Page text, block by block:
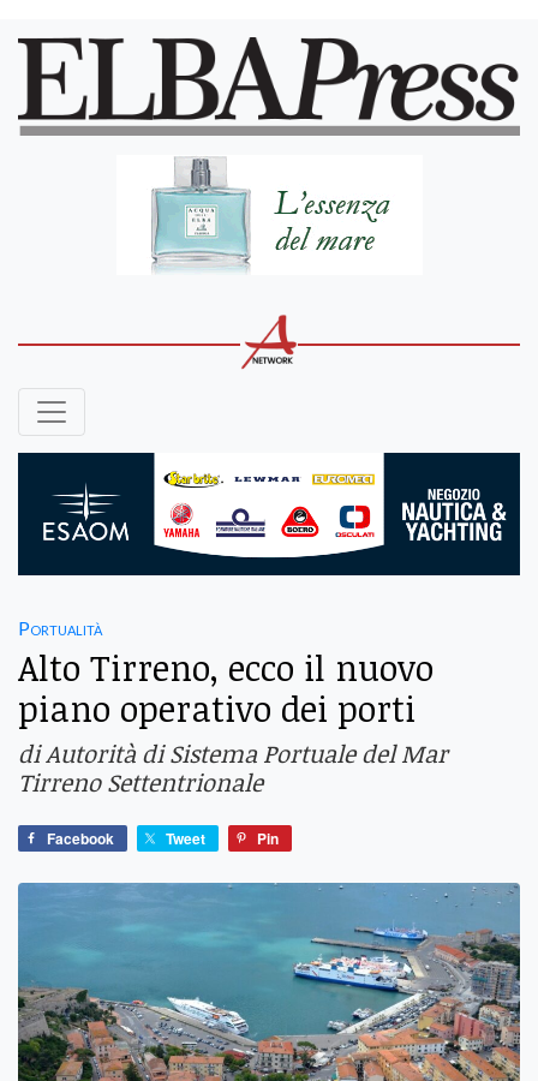
Portualità
Alto Tirreno, ecco il nuovo
piano operativo dei porti
di Autorità di Sistema Portuale del Mar
Tirreno Settentrionale
Facebook Tweet Pin